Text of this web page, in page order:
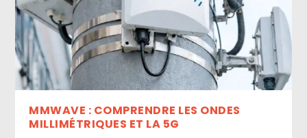
MMWAVE : COMPRENDRE LES ONDES
MILLIMÉTRIQUES ET LA 5G